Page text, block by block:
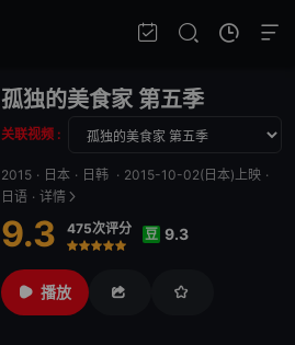
孤独的美食家 第五季
关联视频 :
2015 · 日本 · 日韩 · 2015-10-02(日本)上映 ·
日语 · 详情
9.3 475次评分
很差
较差
还行推荐力荐
豆 9.3
播放